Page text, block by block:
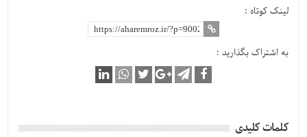
لینک کوتاه :
به اشتراک بگذارید :
کلمات کلیدی